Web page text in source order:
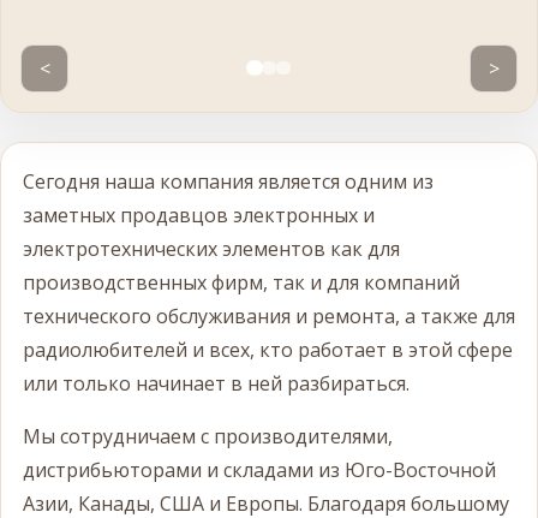
< >
Сегодня наша компания является одним из
заметных продавцов электронных и
электротехнических элементов как для
производственных фирм, так и для компаний
технического обслуживания и ремонта, а также для
радиолюбителей и всех, кто работает в этой сфере
или только начинает в ней разбираться.
Мы сотрудничаем с производителями,
дистрибьюторами и складами из Юго-Восточной
Азии, Канады, США и Европы. Благодаря большому